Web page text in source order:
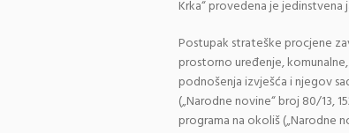
Krka“ provedena je jedinstvena
Postupak strateške procjene
prostorno uređenje,
podnošenja izvješća i njegov
(„Narodne novine“ broj 80/13,
programa na okoliš („Narodne